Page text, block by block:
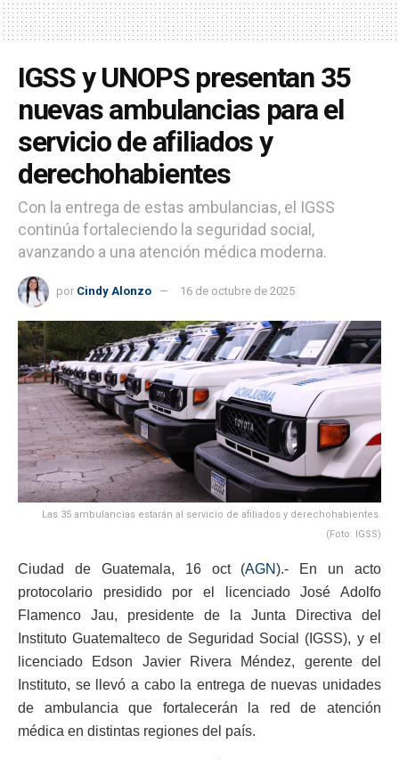
IGSS y UNOPS presentan 35
nuevas ambulancias para el
servicio de afiliados y
derechohabientes
Con la entrega de estas ambulancias, el IGSS
continúa fortaleciendo la seguridad social,
avanzando a una atención médica moderna.
por Cindy Alonzo 16 de octubre de 2025
Las 35 ambulancias estarán al servicio de afiliados y derechohabientes.
(Foto: IGSS)
Ciudad de Guatemala, 16 oct (AGN).- En un acto
protocolario presidido por el licenciado José Adolfo
Flamenco Jau, presidente de la Junta Directiva del
Instituto Guatemalteco de Seguridad Social (IGSS), y el
licenciado Edson Javier Rivera Méndez, gerente del
Instituto, se llevó a cabo la entrega de nuevas unidades
de ambulancia que fortalecerán la red de atención
médica en distintas regiones del país.